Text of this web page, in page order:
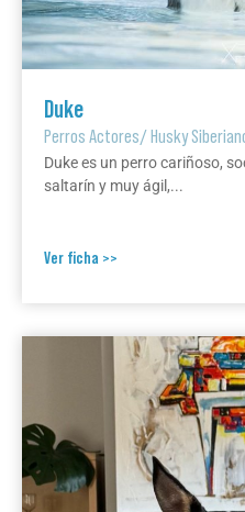
Duke
Perros Actores/Husky
Duke es un perro cariñoso,
saltarín y muy ágil,...
Ver ficha >>